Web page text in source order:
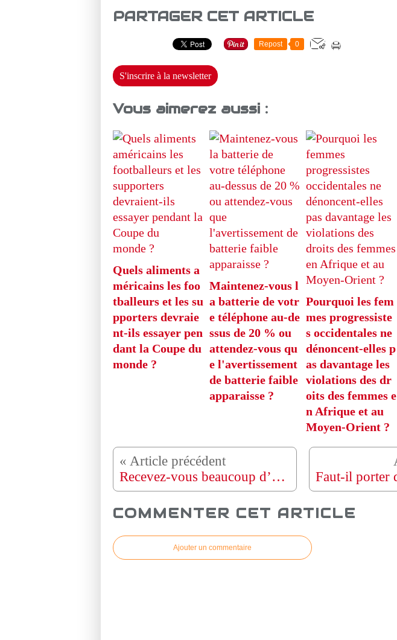
PARTAGER CET ARTICLE
Repost 0
S'inscrire à la newsletter
Vous aimerez aussi :
Quels aliments a
méricains les foo
tballeurs et les su
pporters devraie
nt-ils essayer pen
dant la Coupe du
monde ?
Maintenez-vous l
a batterie de votr
e téléphone au-de
ssus de 20 % ou
attendez-vous qu
e l'avertissement
de batterie faible
apparaisse ?
Pourquoi les fem
mes progressiste
s occidentales ne
dénoncent-elles p
as davantage les
violations des dr
oits des femmes e
n Afrique et au
Moyen-Orient ?
Recevez-vous beaucoup d’attention de la part du sexe opposé ?
COMMENTER CET ARTICLE
Ajouter un commentaire